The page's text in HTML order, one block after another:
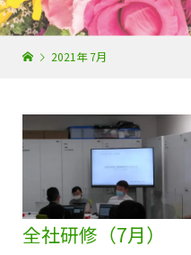
2021年 7月
全社研修（7月）